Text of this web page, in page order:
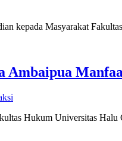
kepada Masyarakat
Ambaipua
Hukum Universitas Halu